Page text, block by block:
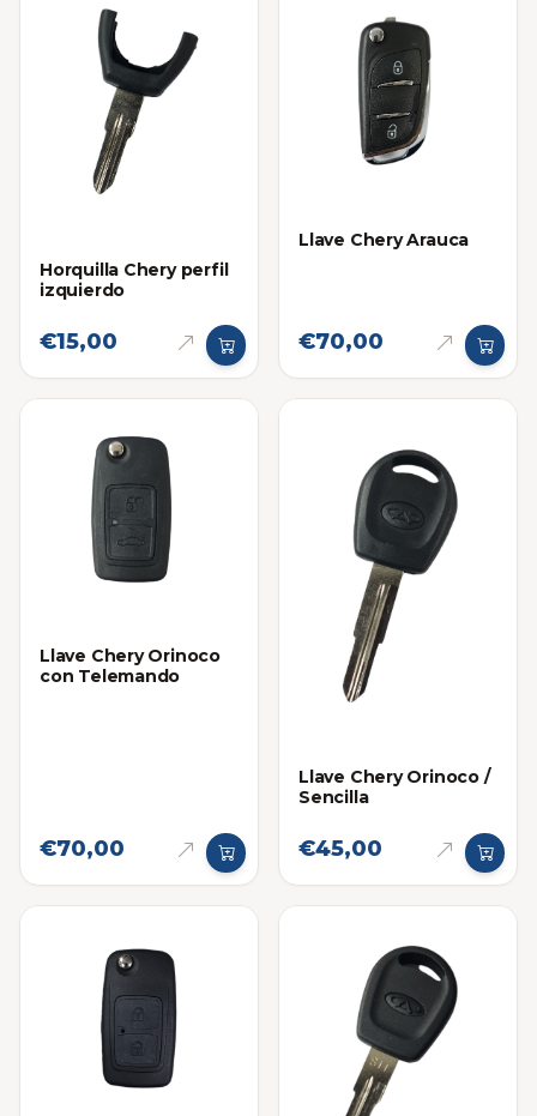
Horquilla Chery perfil
izquierdo
€15,00
Llave Chery Arauca
€70,00
Llave Chery Orinoco
con Telemando
€70,00
Llave Chery Orinoco /
Sencilla
€45,00